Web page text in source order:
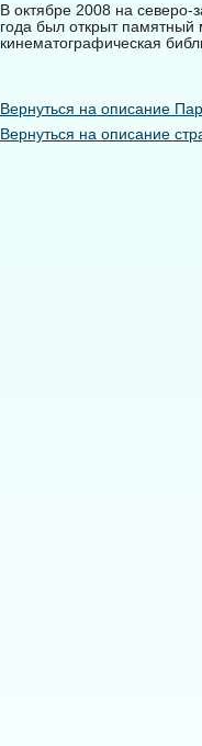
В октябре 2008 на
года был открыт
кинематографическая
Вернуться на описание
Вернуться на описание